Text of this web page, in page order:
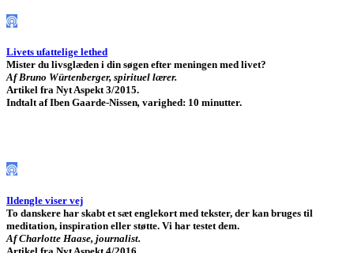
Livets ufattelige lethed
Mister du livsglæden i din søgen efter meningen med livet?
Af Bruno Würtenberger, spirituel lærer.
Artikel fra Nyt Aspekt 3/2015.
Indtalt af Iben Gaarde-Nissen, varighed: 10 minutter.
Ildengle viser vej
To danskere har skabt et sæt englekort med tekster, der kan bruges til
meditation, inspiration eller støtte. Vi har testet dem.
Af Charlotte Haase, journalist.